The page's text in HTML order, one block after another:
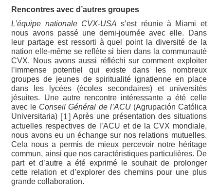
Rencontres avec d’autres groupes
L’équipe nationale CVX-USA s’est réunie à Miami et
nous avons passé une demi-journée avec elle. Dans
leur partage est ressorti à quel point la diversité de la
nation elle-même se reflète si bien dans la communauté
CVX. Nous avons aussi réfléchi sur comment exploiter
l’immense potentiel qui existe dans les nombreux
groupes de jeunes de spiritualité ignatienne en place
dans les lycées (écoles secondaires) et universités
jésuites. Une autre rencontre intéressante a été celle
avec le Conseil Général de l’ACU(Agrupación Católica
Universitaria) [1] Après une présentation des situations
actuelles respectives de l’ACU et de la CVX mondiale,
nous avons eu un échange sur nos relations mutuelles.
Cela nous a permis de mieux percevoir notre héritage
commun, ainsi que nos caractéristiques particulières. De
part et d’autre a été exprimé le souhait de prolonger
cette relation et d’explorer des chemins pour une plus
grande collaboration.